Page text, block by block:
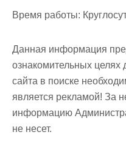
Время работы:
Данная информация
ознакомительных
сайта в поиске
является рекламой! За
информацию
не несет.